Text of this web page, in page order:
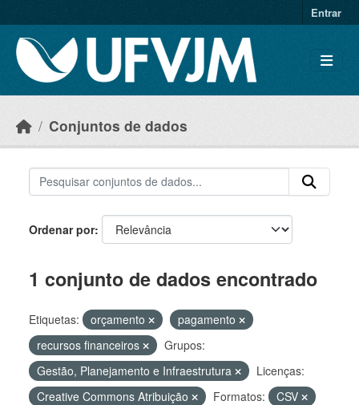
Entrar
Conjuntos de dados
Ordenar por
1 conjunto de dados encontrado
Etiquetas: orçamento
pagamento
recursos financeiros
Grupos:
Gestão, Planejamento e Infraestrutura
Licenças:
Creative Commons Atribuição
Formatos:
CSV